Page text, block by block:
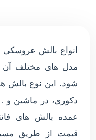
انواع بالش عروسکی
مدل های مختلف آن
شود. این نوع بالش
دکوری، در ماشین و
عمده بالش های
قیمت از طریق